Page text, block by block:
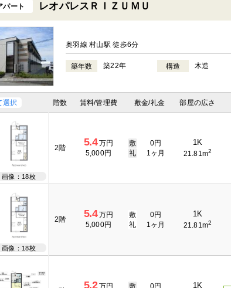
パート レオパレスＲＩＺＵＭＵ
奥羽線 村山駅 徒歩6分
築年数 築22年 構造 木造
選択 階数 賃料/管理費 敷金/礼金 部屋の広さ
画像：18枚
2階 5.4万円
5,000円
敷
0円
礼
1ヶ月
1K
21.81m2
画像：18枚
2階 5.4万円
5,000円
敷
0円
礼
1ヶ月
1K
21.81m2
5.2万円
敷
0円
1K